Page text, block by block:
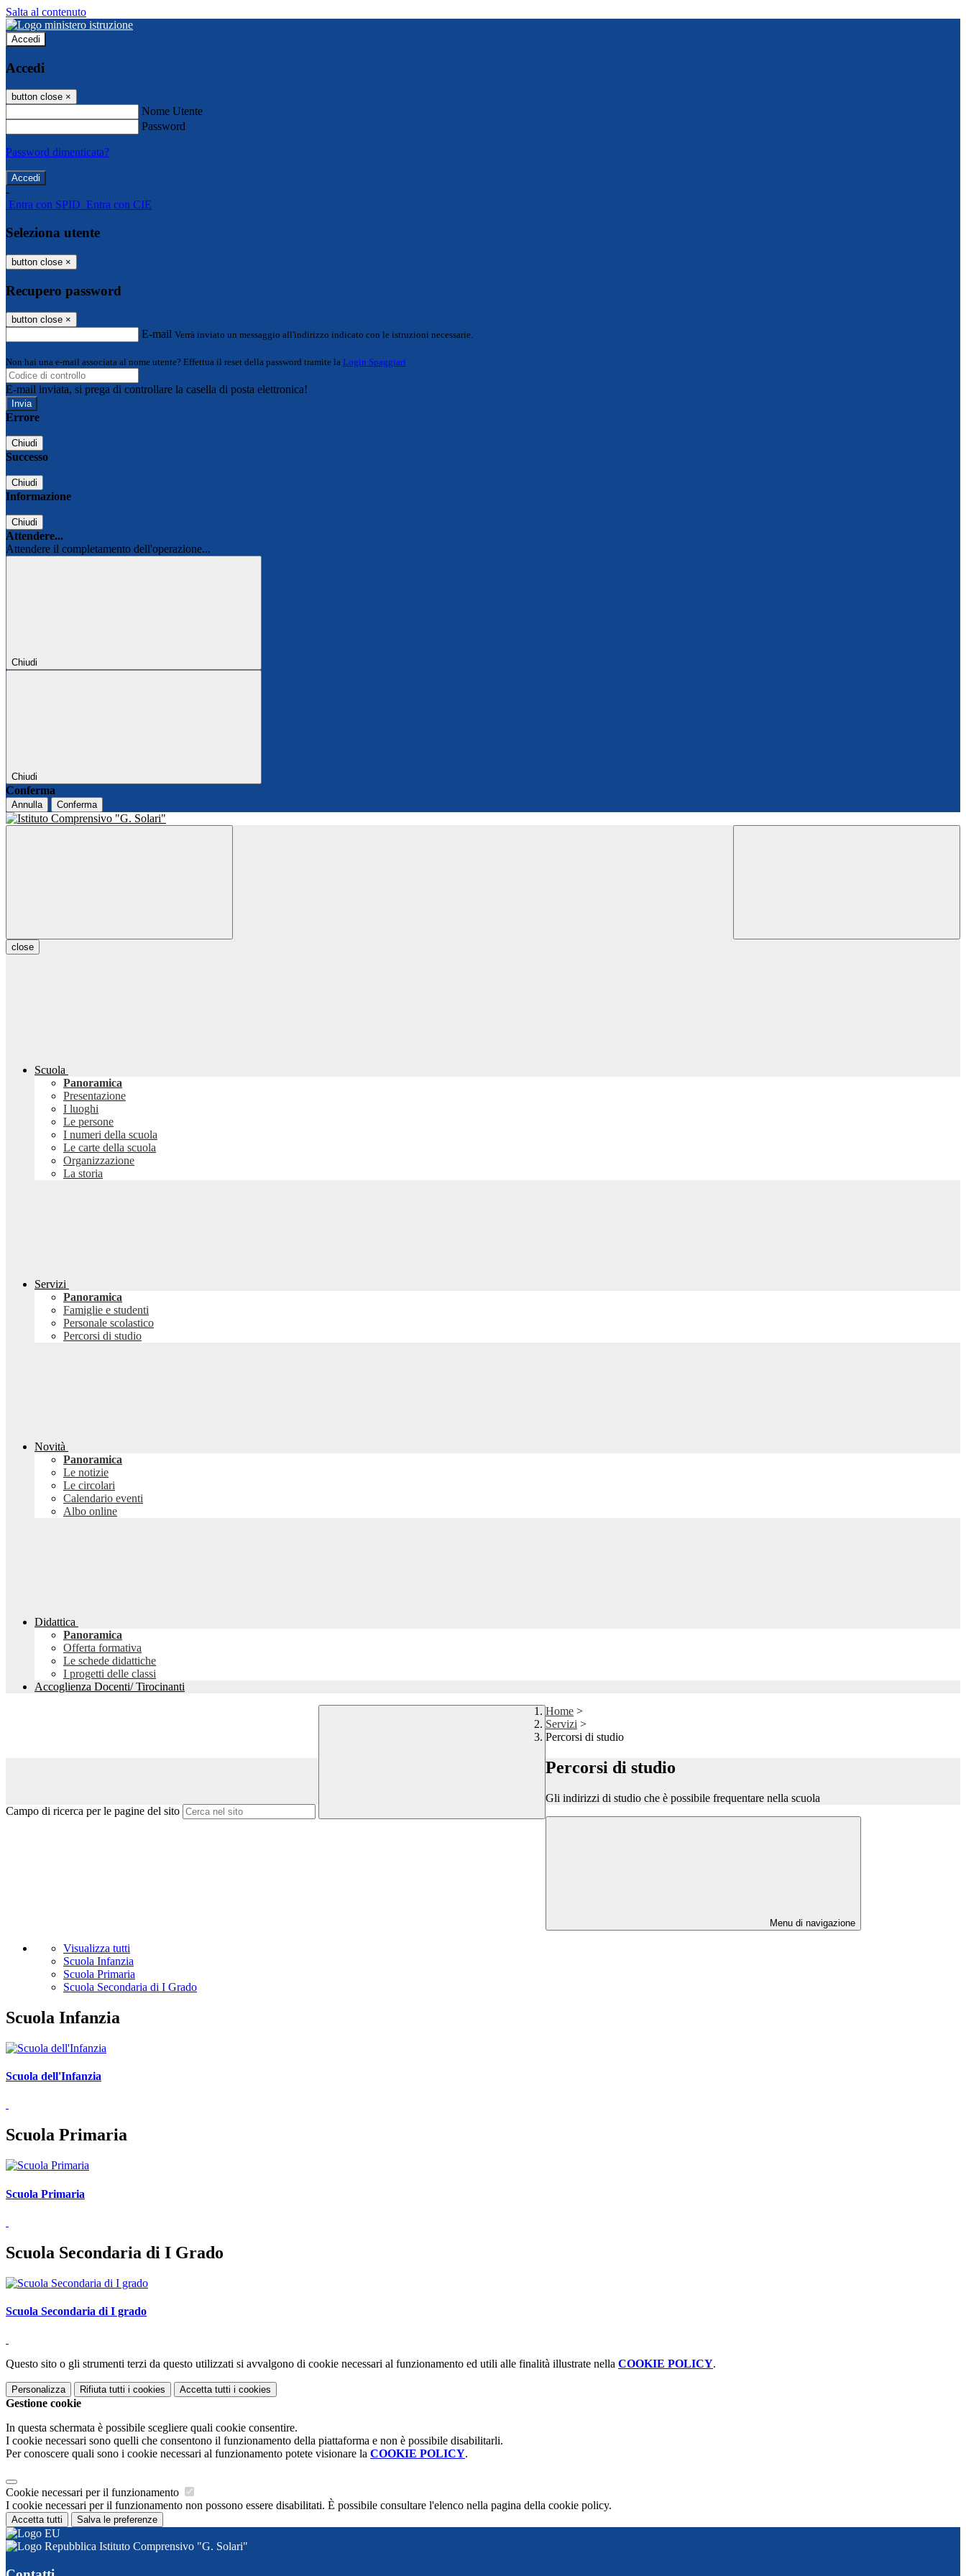
Salta al contenuto
Accedi
Accedi
button close ×
Nome Utente
Password
Password dimenticata?
-
Entra con SPID Entra con CIE
Seleziona utente
button close ×
Recupero password
button close ×
E-mail Verrà inviato un messaggio all'indirizzo indicato con le istruzioni necessarie.
Non hai una e-mail associata al nome utente? Effettua il reset della password tramite la Login Spaggiari
E-mail inviata, si prega di controllare la casella di posta elettronica!
Errore
Chiudi
Successo
Chiudi
Informazione
Chiudi
Attendere...
Attendere il completamento dell'operazione...
Chiudi
Chiudi
Conferma
Annulla Conferma
close
Scuola
Panoramica
Presentazione
I luoghi
Le persone
I numeri della scuola
Le carte della scuola
Organizzazione
La storia
Servizi
Panoramica
Famiglie e studenti
Personale scolastico
Percorsi di studio
Novità
Panoramica
Le notizie
Le circolari
Calendario eventi
Albo online
Didattica
Panoramica
Offerta formativa
Le schede didattiche
I progetti delle classi
Accoglienza Docenti/ Tirocinanti
Campo di ricerca per le pagine del sito
Home >
Servizi >
Percorsi di studio
Percorsi di studio
Gli indirizzi di studio che è possibile frequentare nella scuola
Menu di navigazione
Visualizza tutti
Scuola Infanzia
Scuola Primaria
Scuola Secondaria di I Grado
Scuola Infanzia
Scuola dell'Infanzia
Scuola Primaria
Scuola Primaria
Scuola Secondaria di I Grado
Scuola Secondaria di I grado
Questo sito o gli strumenti terzi da questo utilizzati si avvalgono di cookie necessari al funzionamento ed utili alle finalità illustrate nella COOKIE POLICY.
Personalizza Rifiuta tutti i cookies Accetta tutti i cookies
Gestione cookie
In questa schermata è possibile scegliere quali cookie consentire.
I cookie necessari sono quelli che consentono il funzionamento della piattaforma e non è possibile disabilitarli.
Per conoscere quali sono i cookie necessari al funzionamento potete visionare la COOKIE POLICY.
Cookie necessari per il funzionamento
I cookie necessari per il funzionamento non possono essere disabilitati. È possibile consultare l'elenco nella pagina della cookie policy.
Accetta tutti Salva le preferenze
Istituto Comprensivo "G. Solari"